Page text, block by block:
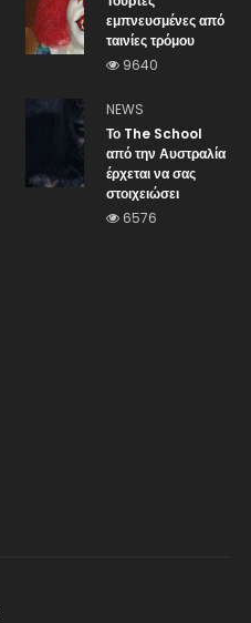
εμπνευσμένες από
ταινίες τρόμου
9640
NEWS
Το The School
από την Αυστραλία
έρχεται να σας
στοιχειώσει
6576